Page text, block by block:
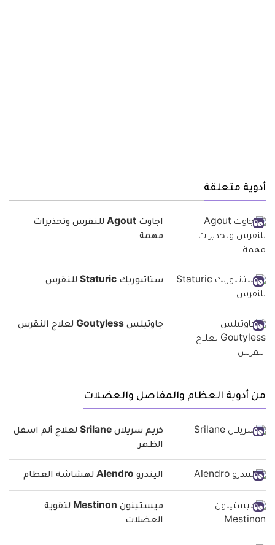
أدوية متعلقة
اجاوت Agout للنقرس وتحذيرات
مهمة
ستاتيوريك Staturic للنقرس
جاوتيلس Goutyless لعلاج النقرس
من أدوية العظام والمفاصل والعضلات
كريم سريلان Srilane لعلاج ألم اسفل
الظهر
اليندرو Alendro لهشاشة العظام
ميستينون Mestinon لتقوية
العضلات